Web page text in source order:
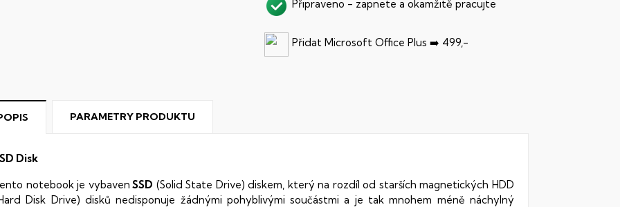
Připraveno - zapnete a okamžitě pracujte
Přidat Microsoft Office Plus ➡️ 499,-
PARAMETRY PRODUKTU
Disk
notebook je vybaven SSD (Solid State Drive) diskem, který na rozdíl od starších magnetických HDD
Disk Drive) disků nedisponuje žádnými pohyblivými součástmi a je tak mnohem méně náchylný